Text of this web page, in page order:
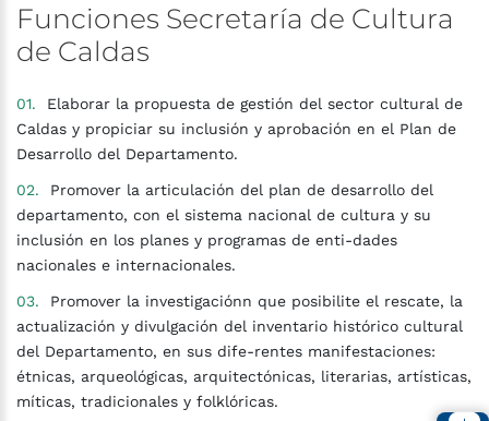
Funciones Secretaría de Cultura
de Caldas
Elaborar la propuesta de gestión del sector cultural de
Caldas y propiciar su inclusión y aprobación en el Plan de
Desarrollo del Departamento.
Promover la articulación del plan de desarrollo del
departamento, con el sistema nacional de cultura y su
inclusión en los planes y programas de enti-dades
nacionales e internacionales.
Promover la investigaciónn que posibilite el rescate, la
actualización y divulgación del inventario histórico cultural
del Departamento, en sus dife-rentes manifestaciones:
étnicas, arqueológicas, arquitectónicas, literarias, artísticas,
míticas, tradicionales y folklóricas.